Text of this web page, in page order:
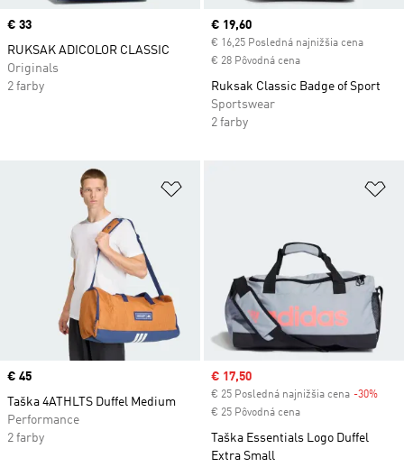
Price
€ 33
RUKSAK ADICOLOR CLASSIC
Originals
2 farby
Current price
€ 19,60
€ 16,25 Posledná najnižšia cena
€ 28 Pôvodná cena
Ruksak Classic Badge of Sport
Sportswear
2 farby
Pridať do zoznamu želaných
Price
€ 45
Taška 4ATHLTS Duffel Medium
Performance
2 farby
Sale price
€ 17,50
€ 25 Posledná najnižšia cena -30%
€ 25 Pôvodná cena
Taška Essentials Logo Duffel
Extra Small